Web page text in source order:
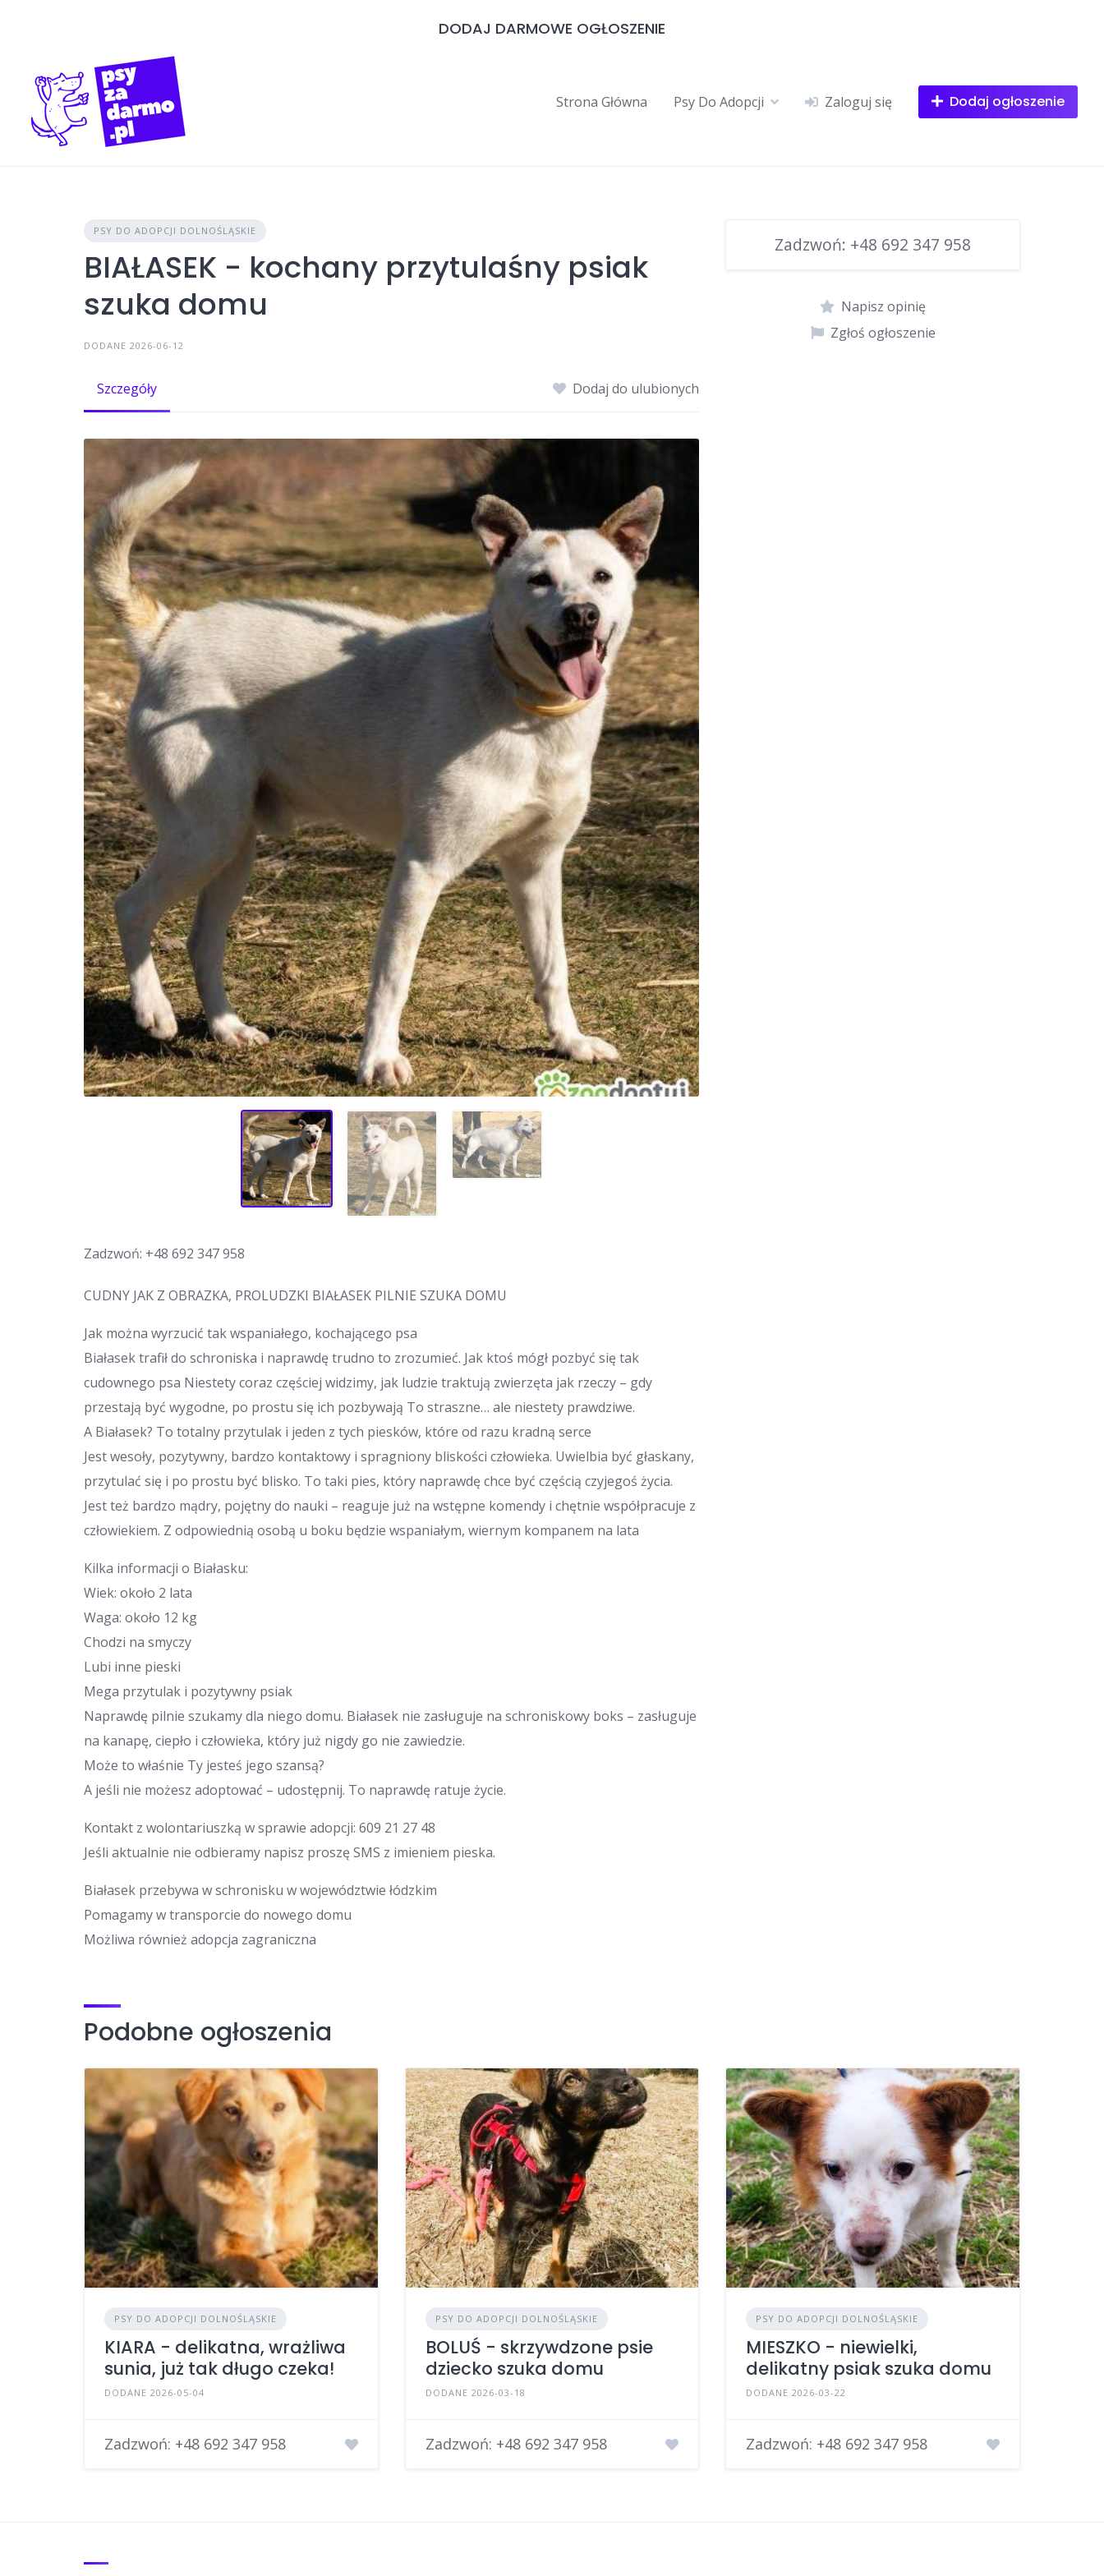
DODAJ DARMOWE OGŁOSZENIE
Strona Główna Psy Do Adopcji Zaloguj się Dodaj ogłoszenie
PSY DO ADOPCJI DOLNOŚLĄSKIE
BIAŁASEK - kochany przytulaśny psiak
szuka domu
DODANE 2026-06-12
Szczegóły Dodaj do ulubionych
Zadzwoń: +48 692 347 958
CUDNY JAK Z OBRAZKA, PROLUDZKI BIAŁASEK PILNIE SZUKA DOMU
Jak można wyrzucić tak wspaniałego, kochającego psa
Białasek trafił do schroniska i naprawdę trudno to zrozumieć. Jak ktoś mógł pozbyć się tak
cudownego psa️ Niestety coraz częściej widzimy, jak ludzie traktują zwierzęta jak rzeczy – gdy
przestają być wygodne, po prostu się ich pozbywają To straszne… ale niestety prawdziwe.
A Białasek? To totalny przytulak i jeden z tych piesków, które od razu kradną serce
Jest wesoły, pozytywny, bardzo kontaktowy i spragniony bliskości człowieka. Uwielbia być głaskany,
przytulać się i po prostu być blisko. To taki pies, który naprawdę chce być częścią czyjegoś życia.
Jest też bardzo mądry, pojętny do nauki – reaguje już na wstępne komendy i chętnie współpracuje z
człowiekiem. Z odpowiednią osobą u boku będzie wspaniałym, wiernym kompanem na lata
Kilka informacji o Białasku:
Wiek: około 2 lata
Waga: około 12 kg
Chodzi na smyczy
Lubi inne pieski
Mega przytulak i pozytywny psiak
Naprawdę pilnie szukamy dla niego domu. Białasek nie zasługuje na schroniskowy boks – zasługuje
na kanapę, ciepło i człowieka, który już nigdy go nie zawiedzie.
Może to właśnie Ty jesteś jego szansą?
A jeśli nie możesz adoptować – udostępnij. To naprawdę ratuje życie.
Kontakt z wolontariuszką w sprawie adopcji: 609 21 27 48
Jeśli aktualnie nie odbieramy napisz proszę SMS z imieniem pieska.
Białasek przebywa w schronisku w województwie łódzkim
Pomagamy w transporcie do nowego domu
Możliwa również adopcja zagraniczna
Zadzwoń: +48 692 347 958
Napisz opinię
Zgłoś ogłoszenie
Podobne ogłoszenia
PSY DO ADOPCJI DOLNOŚLĄSKIE
KIARA - delikatna, wrażliwa
sunia, już tak długo czeka!
DODANE 2026-05-04
Zadzwoń: +48 692 347 958
PSY DO ADOPCJI DOLNOŚLĄSKIE
BOLUŚ - skrzywdzone psie
dziecko szuka domu
DODANE 2026-03-18
Zadzwoń: +48 692 347 958
PSY DO ADOPCJI DOLNOŚLĄSKIE
MIESZKO - niewielki,
delikatny psiak szuka domu
DODANE 2026-03-22
Zadzwoń: +48 692 347 958